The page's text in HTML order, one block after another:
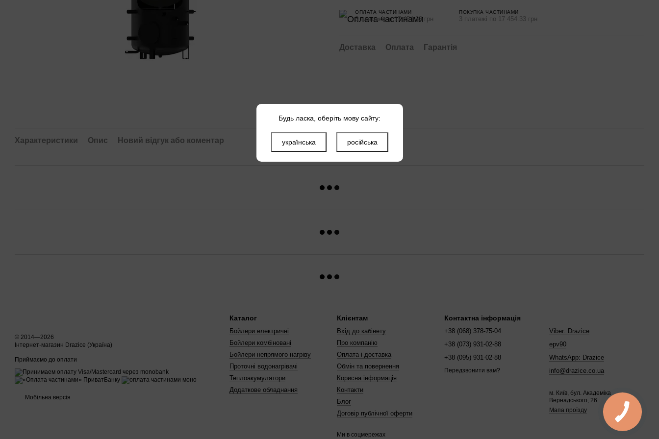
ОПЛАТА ЧАСТИНАМИ
3 платежі по 17 454.33 грн
ПОКУПКА ЧАСТИНАМИ
3 платежі по 17 454.33 грн
Доставка Оплата Гарантія
Характеристики Опис Новий відгук або коментар
© 2014—2026
Інтернет-магазин Drazice (Україна)
Приймаємо до оплати
Мобільна версія
Каталог
Бойлери електричні
Бойлери комбіновані
Бойлери непрямого нагріву
Проточні водонагрівачі
Теплоакумулятори
Додаткове обладнання
Клієнтам
Вхід до кабінету
Про компанію
Оплата і доставка
Обмін та повернення
Корисна інформація
Контакти
Блог
Договір публічної оферти
Ми в соцмережах
Контактна інформація
+38 (068) 378-75-04
+38 (073) 931-02-88
+38 (095) 931-02-88
Передзвонити вам?
Viber: Drazice
epv90
WhatsApp: Drazice
info@drazice.co.ua
м. Київ, бул. Академіка
Вернадського, 26
Мапа проїзду
Будь ласка, оберіть мову сайту:
українська російська